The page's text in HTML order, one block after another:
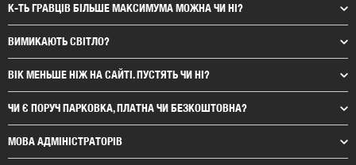
К-ТЬ ГРАВЦІВ БІЛЬШЕ МАКСИМУМА МОЖНА ЧИ НІ?
ВИМИКАЮТЬ СВІТЛО?
ВІК МЕНЬШЕ НІЖ НА САЙТІ. ПУСТЯТЬ ЧИ НІ?
ЧИ Є ПОРУЧ ПАРКОВКА, ПЛАТНА ЧИ БЕЗКОШТОВНА?
МОВА АДМІНІСТРАТОРІВ